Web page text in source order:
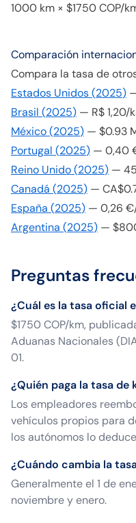
1000 km × $1750 COP/
Comparación
Compara la tasa de
Estados Unidos(2025)
Brasil (2025) — R$ 1,20/
México(2025) — $0.93
Portugal (2025) — 0,40
Reino Unido(2025) —
Canadá (2025) —
España (2025) — 0,26
Argentina (2025) —
Preguntas
¿Cuál es la tasa oficial
$1750 COP/km,
Aduanas Nacionales
01.
¿Quién paga la tasa de
Los empleadores
vehículos propios para
los autónomos lo
¿Cuándo cambia la
Generalmente el 1 de
noviembre y enero.